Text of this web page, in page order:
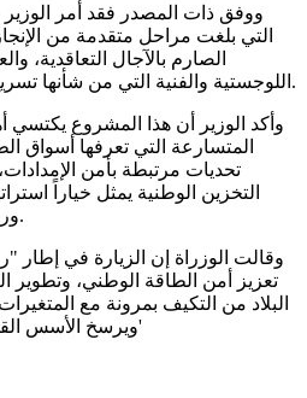
ووفق ذات المصدر فقد أمر الوزير
التي بلغت مراحل متقدمة من
الصارم بالآجال التعاقدية،
اللوجستية والفنية التي من شأنها تسريع سير الأشغال وزيادة وتيرتها.
وأكد الوزير أن هذا المشروع
المتسارعة التي تعرفها أسواق
تحديات مرتبطة بأمن
التخزين الوطنية يمثل خياراً
ورفع جاهزية المنظومة الوطنية.
وقالت الوزراة إن الزيارة في إطار
تعزيز أمن الطاقة الوطني، وتطوير
البلاد من التكيف بمرونة مع
ويرسخ الأسس القوية لتنمية اقتصادية مستدامة'